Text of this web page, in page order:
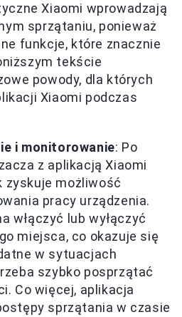
Xiaomi wprowadzają
sprzątaniu, ponieważ
funkcje, które znacznie
tekście
powody, dla których
Xiaomi podczas
i monitorowanie: Po
z aplikacją Xiaomi
zyskuje możliwość
pracy urządzenia.
włączyć lub wyłączyć
miejsca, co okazuje się
w sytuacjach
szybko posprzątać
Co więcej, aplikacja
sprzątania w czasie